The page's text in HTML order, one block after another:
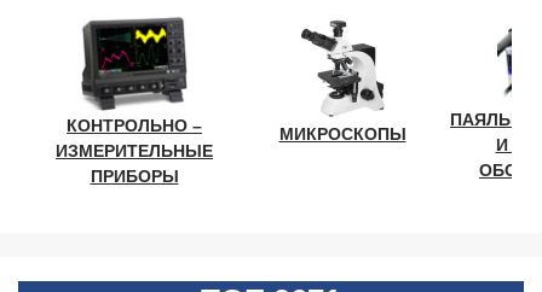
КОНТРОЛЬНО –
ИЗМЕРИТЕЛЬНЫЕ
ПРИБОРЫ
МИКРОСКОПЫ
И